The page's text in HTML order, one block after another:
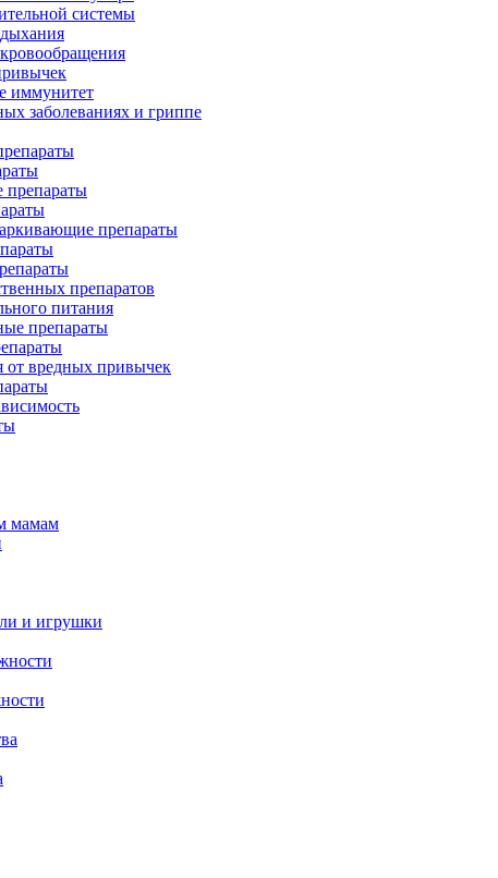
системы
иммунитет
заболеваниях и гриппе
препараты
препараты
препаратов
питания
препараты
от вредных привычек
мамам
и игрушки